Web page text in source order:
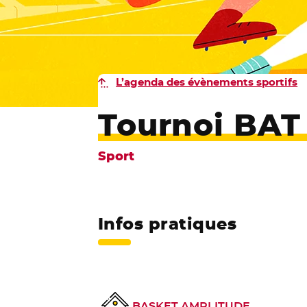
L’agenda des évènements sportifs
Tournoi
Sport
Infos pratiques